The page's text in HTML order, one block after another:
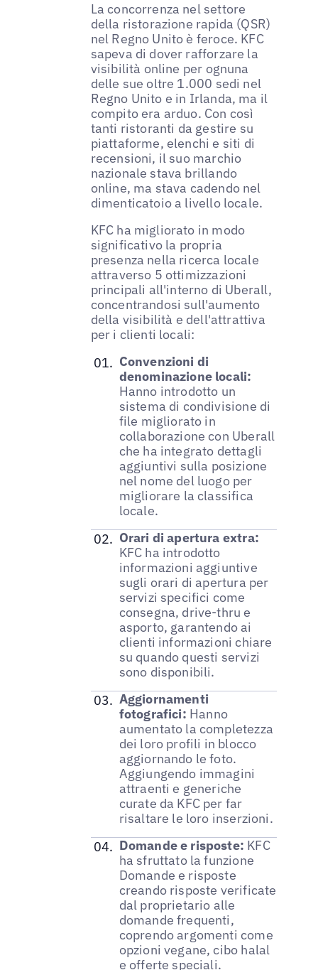
La concorrenza nel settore
della ristorazione rapida (QSR)
nel Regno Unito è feroce. KFC
sapeva di dover rafforzare la
visibilità online per ognuna
delle sue oltre 1.000 sedi nel
Regno Unito e in Irlanda, ma il
compito era arduo. Con così
tanti ristoranti da gestire su
piattaforme, elenchi e siti di
recensioni, il suo marchio
nazionale stava brillando
online, ma stava cadendo nel
dimenticatoio a livello locale.
KFC ha migliorato in modo
significativo la propria
presenza nella ricerca locale
attraverso 5 ottimizzazioni
principali all'interno di Uberall,
concentrandosi sull'aumento
della visibilità e dell'attrattiva
per i clienti locali:
Convenzioni di
denominazione locali:
Hanno introdotto un
sistema di condivisione di
file migliorato in
collaborazione con Uberall
che ha integrato dettagli
aggiuntivi sulla posizione
nel nome del luogo per
migliorare la classifica
locale.
Orari di apertura extra:
KFC ha introdotto
informazioni aggiuntive
sugli orari di apertura per
servizi specifici come
consegna, drive-thru e
asporto, garantendo ai
clienti informazioni chiare
su quando questi servizi
sono disponibili.
Aggiornamenti
fotografici: Hanno
aumentato la completezza
dei loro profili in blocco
aggiornando le foto.
Aggiungendo immagini
attraenti e generiche
curate da KFC per far
risaltare le loro inserzioni.
Domande e risposte: KFC
ha sfruttato la funzione
Domande e risposte
creando risposte verificate
dal proprietario alle
domande frequenti,
coprendo argomenti come
opzioni vegane, cibo halal
e offerte speciali.